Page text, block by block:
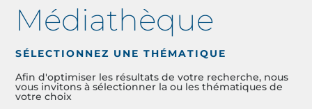
Médiathèque
SÉLECTIONNEZ UNE THÉMATIQUE
Afin d'optimiser les résultats de votre recherche, nous
vous invitons à sélectionner la ou les thématiques de
votre choix